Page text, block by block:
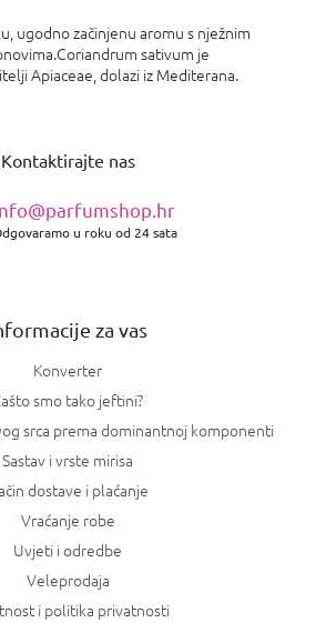
ugodno začinjenu aromu s nježnim
sativum je
Apiaceae, dolazi iz Mediterana.
Kontaktirajte nas
u roku od 24 sata
za vas
Konverter
smo tako jeftini?
srca prema dominantnoj komponenti
Sastav i vrste mirisa
dostave i plaćanje
Vraćanje robe
Uvjeti i odredbe
Veleprodaja
i politika privatnosti